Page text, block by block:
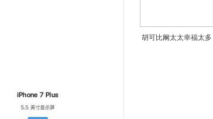
胡可比阚太太幸福太多